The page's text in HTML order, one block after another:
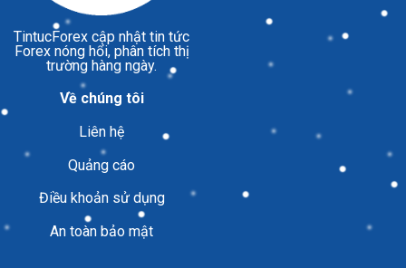
TintucForex cập nhật tin tức
Forex nóng hổi, phân tích thị
trường hàng ngày.
Về chúng tôi
Liên hệ
Quảng cáo
Điều khoản sử dụng
An toàn bảo mật